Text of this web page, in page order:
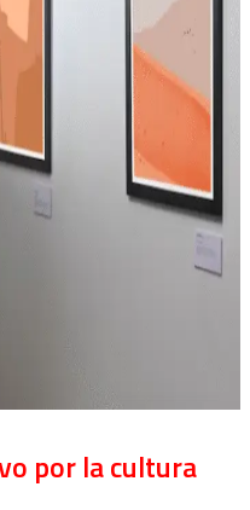
por la cultura